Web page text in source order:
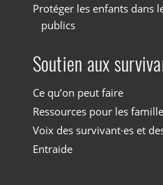
Protéger les enfants dans
publics
Soutien aux
Ce qu’on peut faire
Ressources pour les
Voix des survivant·es et
Entraide